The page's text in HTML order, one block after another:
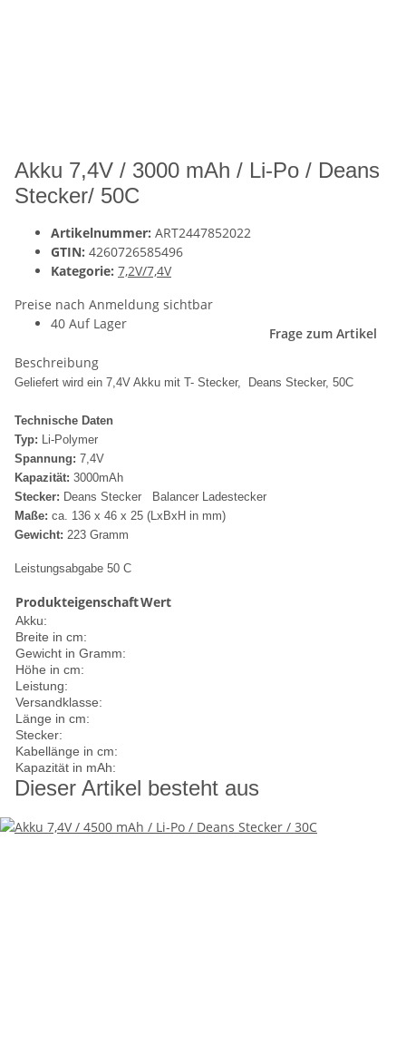
Akku 7,4V / 3000 mAh / Li-Po / Deans
Stecker/ 50C
Artikelnummer: ART2447852022
GTIN: 4260726585496
Kategorie: 7,2V/7,4V
Preise nach Anmeldung sichtbar
40 Auf Lager
Frage zum Artikel
Beschreibung
Geliefert wird ein 7,4V Akku mit T- Stecker, Deans Stecker, 50C
Technische Daten
Typ: Li-Polymer
Spannung: 7,4V
Kapazität: 3000mAh
Stecker: Deans Stecker Balancer Ladestecker
Maße: ca. 136 x 46 x 25 (LxBxH in mm)
Gewicht: 223 Gramm
Leistungsabgabe 50 C
ProdukteigenschaftWert
Akku:
Breite in cm:
Gewicht in Gramm:
Höhe in cm:
Leistung:
Versandklasse:
Länge in cm:
Stecker:
Kabellänge in cm:
Kapazität in mAh:
Dieser Artikel besteht aus